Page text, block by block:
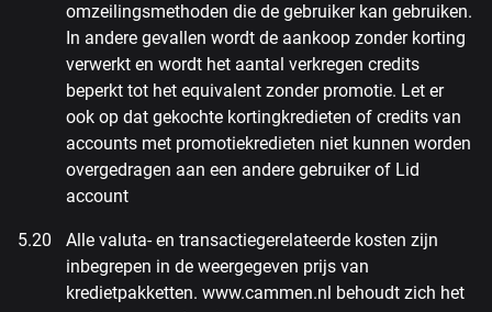
omzeilingsmethoden die de gebruiker kan gebruiken.
In andere gevallen wordt de aankoop zonder korting
verwerkt en wordt het aantal verkregen credits
beperkt tot het equivalent zonder promotie. Let er
ook op dat gekochte kortingkredieten of credits van
accounts met promotiekredieten niet kunnen worden
overgedragen aan een andere gebruiker of Lid
account
Alle valuta- en transactiegerelateerde kosten zijn
inbegrepen in de weergegeven prijs van
kredietpakketten. www.cammen.nl behoudt zich het